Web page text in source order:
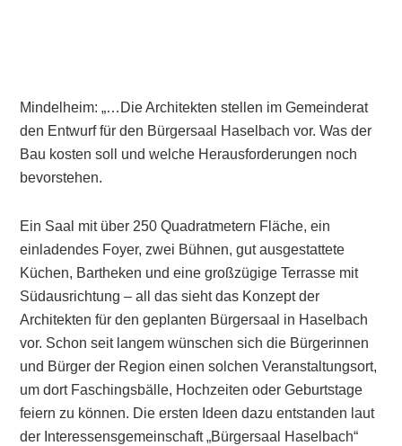
Mindelheim: „…Die Architekten stellen im Gemeinderat
den Entwurf für den Bürgersaal Haselbach vor. Was der
Bau kosten soll und welche Herausforderungen noch
bevorstehen.
Ein Saal mit über 250 Quadratmetern Fläche, ein
einladendes Foyer, zwei Bühnen, gut ausgestattete
Küchen, Bartheken und eine großzügige Terrasse mit
Südausrichtung – all das sieht das Konzept der
Architekten für den geplanten Bürgersaal in Haselbach
vor. Schon seit langem wünschen sich die Bürgerinnen
und Bürger der Region einen solchen Veranstaltungsort,
um dort Faschingsbälle, Hochzeiten oder Geburtstage
feiern zu können. Die ersten Ideen dazu entstanden laut
der Interessensgemeinschaft „Bürgersaal Haselbach“